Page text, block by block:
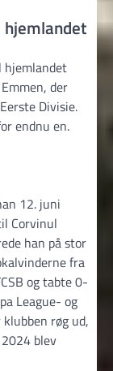
hjemlandet
hjemlandet
der
Divisie.
endnu en.
12. juni
Corvinul
han på stor
fra
og tabte 0-
League- og
røg ud,
blev